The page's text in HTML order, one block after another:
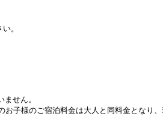
。
せん。
子様のご宿泊料金は大人と同料金となり